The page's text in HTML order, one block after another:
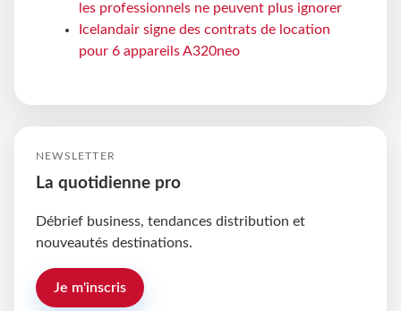
les professionnels ne peuvent plus ignorer
Icelandair signe des contrats de location
pour 6 appareils A320neo
NEWSLETTER
La quotidienne pro
Débrief business, tendances distribution et
nouveautés destinations.
Je m'inscris